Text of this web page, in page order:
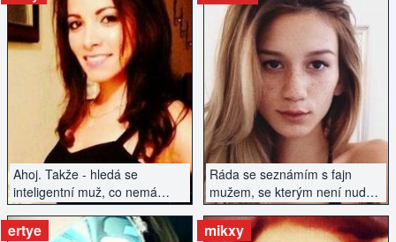
Ahoj. Takže - hledá se
inteligentní muž, co nemá
závazky a hledá vztah...
ZOBRAZIT INZERÁT
Ráda se seznámím s fajn
mužem, se kterým není nuda
.)
ZOBRAZIT INZERÁT
ertye mikxy